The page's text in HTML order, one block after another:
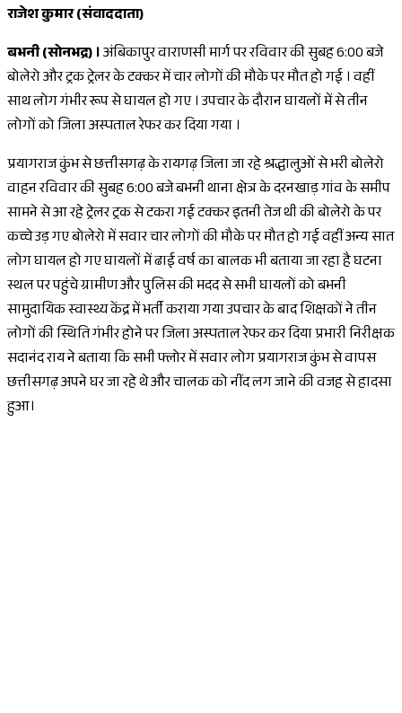
राजेश कुमार (संवाददाता)
बभनी (सोनभद्र) ।अंबिकापुर वाराणसी मार्ग पर रविवार की सुबह 6:00 बजे
बोलेरो और ट्रक ट्रेलर के टक्कर में चार लोगों की मौके पर मौत हो गई । वहीं
साथ लोग गंभीर रूप से घायल हो गए । उपचार के दौरान घायलों में से तीन
लोगों को जिला अस्पताल रेफर कर दिया गया ।
प्रयागराज कुंभ से छत्तीसगढ़ के रायगढ़ जिला जा रहे श्रद्धालुओं से भरी बोलेरो
वाहन रविवार की सुबह 6:00 बजे बभनी थाना क्षेत्र के दरनखाड़ गांव के समीप
सामने से आ रहे ट्रेलर ट्रक से टकरा गई टक्कर इतनी तेज थी की बोलेरो के पर
कच्चे उड़ गए बोलेरो में सवार चार लोगों की मौके पर मौत हो गई वहीं अन्य सात
लोग घायल हो गए घायलों में ढाई वर्ष का बालक भी बताया जा रहा है घटना
स्थल पर पहुंचे ग्रामीण और पुलिस की मदद से सभी घायलों को बभनी
सामुदायिक स्वास्थ्य केंद्र में भर्ती कराया गया उपचार के बाद शिक्षकों ने तीन
लोगों की स्थिति गंभीर होने पर जिला अस्पताल रेफर कर दिया प्रभारी निरीक्षक
सदानंद राय ने बताया कि सभी फ्लोर में सवार लोग प्रयागराज कुंभ से वापस
छत्तीसगढ़ अपने घर जा रहे थे और चालक को नींद लग जाने की वजह से हादसा
हुआ।